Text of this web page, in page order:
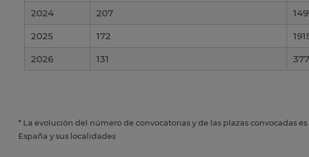
2024
207
2025
172
2026
131 377
* La evolución del número de convocatorias y de las plazas convocadas
España y sus localidades